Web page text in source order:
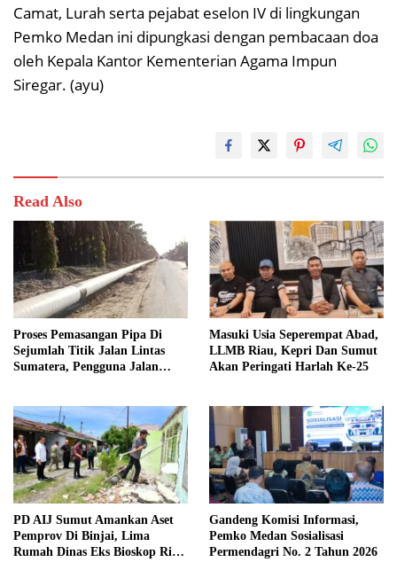
Camat, Lurah serta pejabat eselon IV di lingkungan
Pemko Medan ini dipungkasi dengan pembacaan doa
oleh Kepala Kantor Kementerian Agama Impun
Siregar. (ayu)
Read Also
Proses Pemasangan Pipa Di
Sejumlah Titik Jalan Lintas
Sumatera, Pengguna Jalan
Masuki Usia Seperempat Abad,
LLMB Riau, Kepri Dan Sumut
Akan Peringati Harlah Ke-25
PD AIJ Sumut Amankan Aset
Pemprov Di Binjai, Lima
Rumah Dinas Eks Bioskop Ria
Gandeng Komisi Informasi,
Pemko Medan Sosialisasi
Permendagri No. 2 Tahun 2026